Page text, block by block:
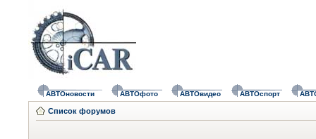
АВТОновости АВТОфото АВТОвидео АВТОспорт
Список форумов